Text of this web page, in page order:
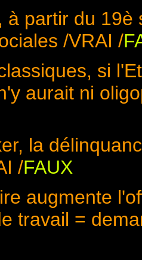
à partir du
/VRAI /
si
aurait ni
la
/FAUX
augmente
travail =